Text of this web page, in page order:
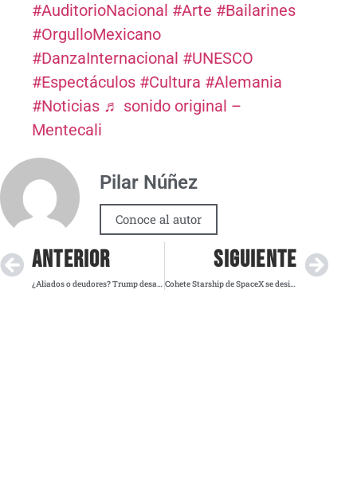
#AuditorioNacional #Arte #Bailarines
#OrgulloMexicano
#DanzaInternacional #UNESCO
#Espectáculos #Cultura #Alemania
#Noticias ♬ sonido original –
Mentecali
Pilar Núñez
Conoce al autor
ANTERIOR
¿Aliados o deudores? Trump desafía nuevamente a la OTAN con ultimátum financiero
SIGUIENTE
Cohete Starship de SpaceX se desintegra sobre el Caribe tras fallo técnico